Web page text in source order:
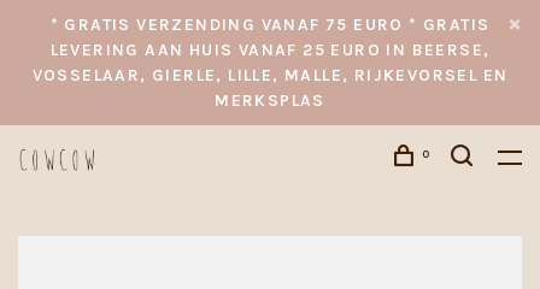
* GRATIS VERZENDING VANAF 75 EURO * GRATIS
LEVERING AAN HUIS VANAF 25 EURO IN BEERSE,
VOSSELAAR, GIERLE, LILLE, MALLE, RIJKEVORSEL EN
MERKSPLAS
0